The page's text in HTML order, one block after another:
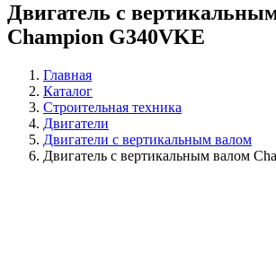
Двигатель с
Champion G340VKE
Главная
Каталог
Строительная техника
Двигатели
Двигатели с вертикальным валом
Двигатель с вертикальным валом